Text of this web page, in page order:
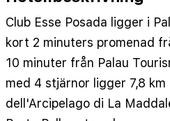
Club Esse Posada ligger i
kort 2 minuters promenad
10 minuter från Palau
med 4 stjärnor ligger 7,8
dell'Arcipelago di La